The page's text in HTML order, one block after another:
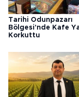
Tarihi Odunpazarı
Bölgesi'nde Kafe
Korkuttu